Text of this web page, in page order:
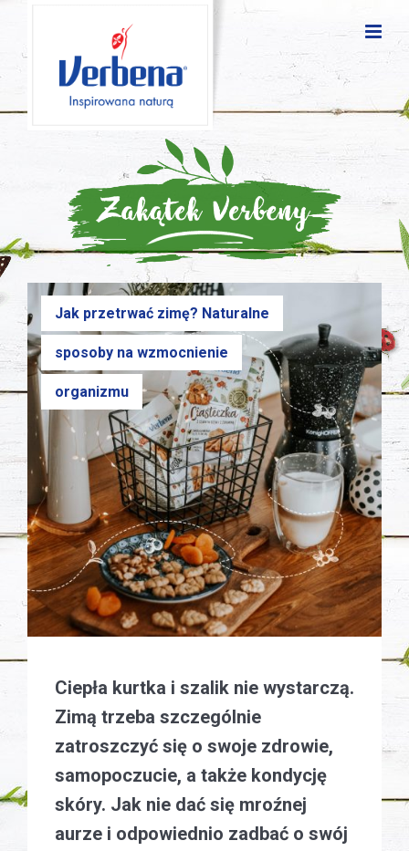
Jak przetrwać zimę? Naturalne
sposoby na wzmocnienie
organizmu
Ciepła kurtka i szalik nie wystarczą.
Zimą trzeba szczególnie
zatroszczyć się o swoje zdrowie,
samopoczucie, a także kondycję
skóry. Jak nie dać się mroźnej
aurze i odpowiednio zadbać o swój